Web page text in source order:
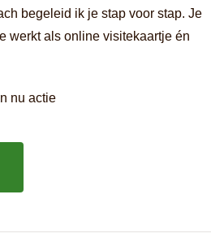
begeleid ik je stap voor stap. Je
werkt als online visitekaartje én
nu actie